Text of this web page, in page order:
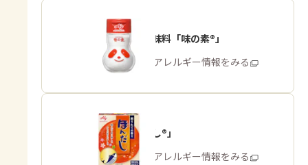
うま味調味料「味の素®」
商品・アレルギー情報をみる
「ほんだし®」
商品・アレルギー情報をみる